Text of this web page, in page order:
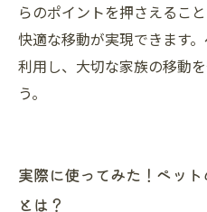
らのポイントを押さえるこ
快適な移動が実現できます
利用し、大切な家族の移動
う。
実際に使ってみた！ペッ
とは？